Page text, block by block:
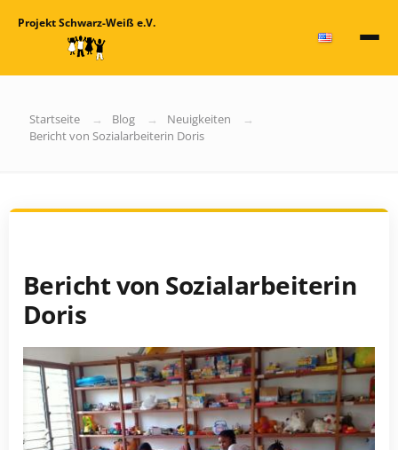
Projekt Schwarz-Weiß e.V.
Startseite Blog
Neuigkeiten
Bericht von Sozialarbeiterin Doris
Bericht von Sozialarbeiterin
Doris